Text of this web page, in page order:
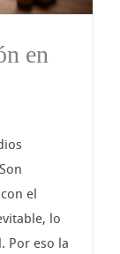
en
el
lo
Por eso la